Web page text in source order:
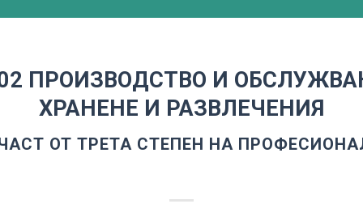
ПРОИЗВОДСТВО И
ХРАНЕНЕ И РАЗВЛЕЧЕНИЯ
ОТ ТРЕТА СТЕПЕН НА